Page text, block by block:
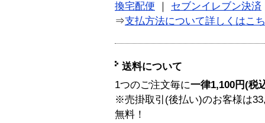
換宅配便
セブンイレブン決済
⇒支払方法について詳しくはこ
送料について
1つのご注文毎に一律1,100円(税
※売掛取引(後払い)のお客様は
無料！